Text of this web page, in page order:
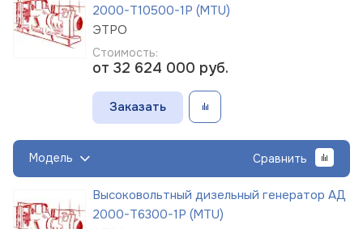
2000-Т10500-1Р (MTU)
ЭТРО
Стоимость:
от 32 624 000 руб.
Заказать
Модель Сравнить
Высоковольтный дизельный генератор АД
2000-Т6300-1Р (MTU)